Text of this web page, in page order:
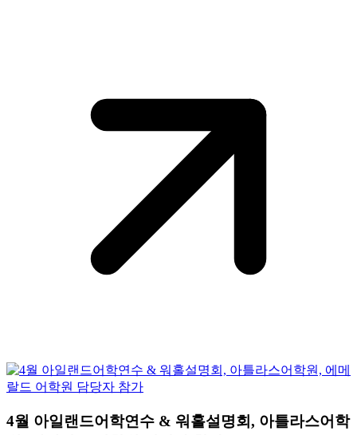
4월 아일랜드어학연수 & 워홀설명회, 아틀라스어학